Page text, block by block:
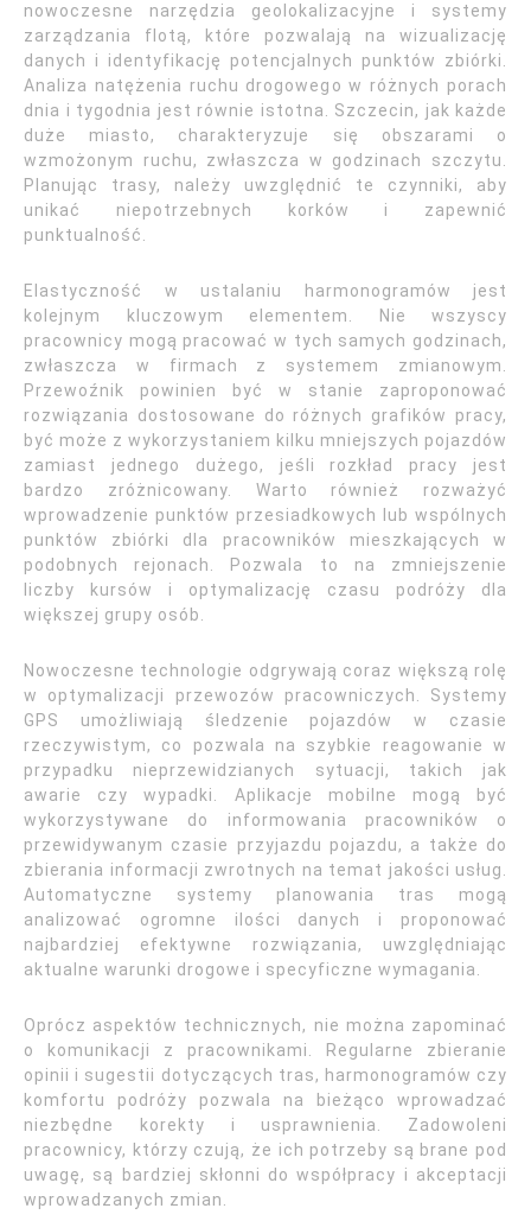
nowoczesne narzędzia geolokalizacyjne i systemy
zarządzania flotą, które pozwalają na wizualizację
danych i identyfikację potencjalnych punktów zbiórki.
Analiza natężenia ruchu drogowego w różnych porach
dnia i tygodnia jest równie istotna. Szczecin, jak każde
duże miasto, charakteryzuje się obszarami o
wzmożonym ruchu, zwłaszcza w godzinach szczytu.
Planując trasy, należy uwzględnić te czynniki, aby
unikać niepotrzebnych korków i zapewnić
punktualność.
Elastyczność w ustalaniu harmonogramów jest
kolejnym kluczowym elementem. Nie wszyscy
pracownicy mogą pracować w tych samych godzinach,
zwłaszcza w firmach z systemem zmianowym.
Przewoźnik powinien być w stanie zaproponować
rozwiązania dostosowane do różnych grafików pracy,
być może z wykorzystaniem kilku mniejszych pojazdów
zamiast jednego dużego, jeśli rozkład pracy jest
bardzo zróżnicowany. Warto również rozważyć
wprowadzenie punktów przesiadkowych lub wspólnych
punktów zbiórki dla pracowników mieszkających w
podobnych rejonach. Pozwala to na zmniejszenie
liczby kursów i optymalizację czasu podróży dla
większej grupy osób.
Nowoczesne technologie odgrywają coraz większą rolę
w optymalizacji przewozów pracowniczych. Systemy
GPS umożliwiają śledzenie pojazdów w czasie
rzeczywistym, co pozwala na szybkie reagowanie w
przypadku nieprzewidzianych sytuacji, takich jak
awarie czy wypadki. Aplikacje mobilne mogą być
wykorzystywane do informowania pracowników o
przewidywanym czasie przyjazdu pojazdu, a także do
zbierania informacji zwrotnych na temat jakości usług.
Automatyczne systemy planowania tras mogą
analizować ogromne ilości danych i proponować
najbardziej efektywne rozwiązania, uwzględniając
aktualne warunki drogowe i specyficzne wymagania.
Oprócz aspektów technicznych, nie można zapominać
o komunikacji z pracownikami. Regularne zbieranie
opinii i sugestii dotyczących tras, harmonogramów czy
komfortu podróży pozwala na bieżąco wprowadzać
niezbędne korekty i usprawnienia. Zadowoleni
pracownicy, którzy czują, że ich potrzeby są brane pod
uwagę, są bardziej skłonni do współpracy i akceptacji
wprowadzanych zmian.